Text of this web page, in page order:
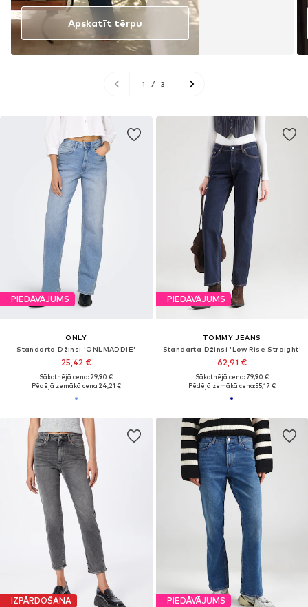
PIEDĀVĀJUMS
ONLY
Standarta Džinsi 'ONLMADDIE'
25,42 €
Sākotnējā cena: 29,90 €
Pēdējā zemākā cena:24,21 €
Apskatīt tērpu
1 / 3
PIEDĀVĀJUMS
TOMMY JEANS
Standarta Džinsi 'Low Rise Straight'
62,91 €
Sākotnējā cena: 79,90 €
Pēdējā zemākā cena:55,17 €
IZPĀRDOŠANA PIEDĀVĀJUMS